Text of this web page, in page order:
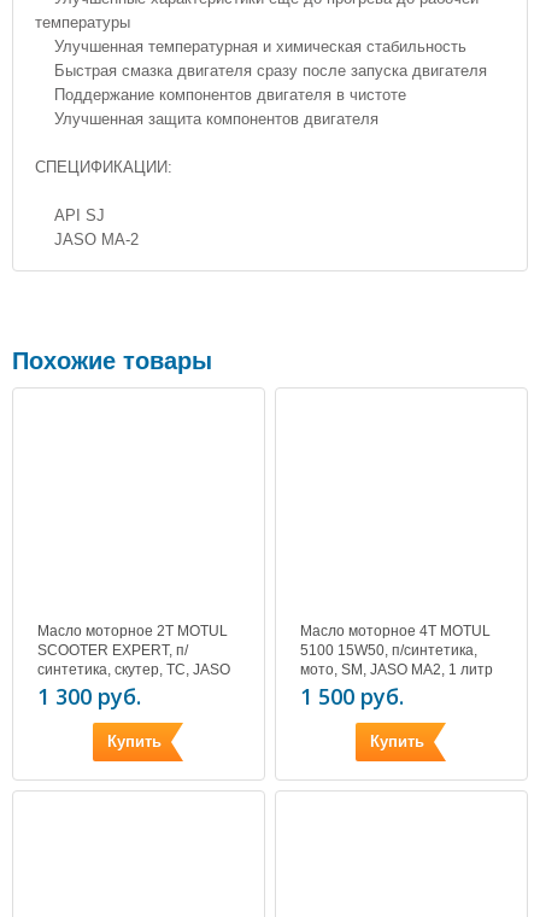
температуры
Улучшенная температурная и химическая стабильность
Быстрая смазка двигателя сразу после запуска двигателя
Поддержание компонентов двигателя в чистоте
Улучшенная защита компонентов двигателя
СПЕЦИФИКАЦИИ:
API SJ
JASO MA-2
Похожие товары
Масло моторное 2T MOTUL
SCOOTER EXPERT, п/
синтетика, скутер, TC, JASO
FC, 1 литр
1 300 руб.
Купить
Масло моторное 4T MOTUL
5100 15W50, п/синтетика,
мото, SM, JASO MA2, 1 литр
1 500 руб.
Купить